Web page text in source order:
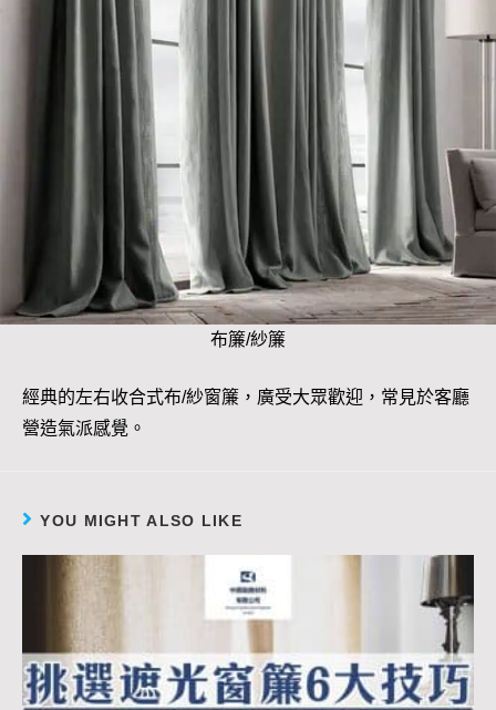
布簾/紗簾
經典的左右收合式布/紗窗簾，廣受大眾歡迎，常見於客廳
營造氣派感覺。
YOU MIGHT ALSO LIKE